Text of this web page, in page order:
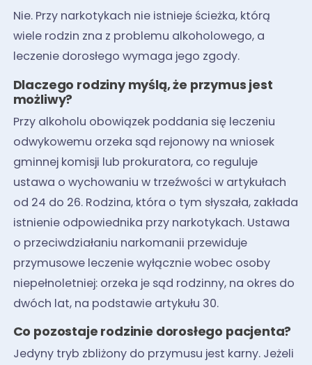
Nie. Przy narkotykach nie istnieje ścieżka, którą
wiele rodzin zna z problemu alkoholowego, a
leczenie dorosłego wymaga jego zgody.
Dlaczego rodziny myślą, że przymus jest
możliwy?
Przy alkoholu obowiązek poddania się leczeniu
odwykowemu orzeka sąd rejonowy na wniosek
gminnej komisji lub prokuratora, co reguluje
ustawa o wychowaniu w trzeźwości w artykułach
od 24 do 26. Rodzina, która o tym słyszała, zakłada
istnienie odpowiednika przy narkotykach. Ustawa
o przeciwdziałaniu narkomanii przewiduje
przymusowe leczenie wyłącznie wobec osoby
niepełnoletniej: orzeka je sąd rodzinny, na okres do
dwóch lat, na podstawie artykułu 30.
Co pozostaje rodzinie dorosłego pacjenta?
Jedyny tryb zbliżony do przymusu jest karny. Jeżeli